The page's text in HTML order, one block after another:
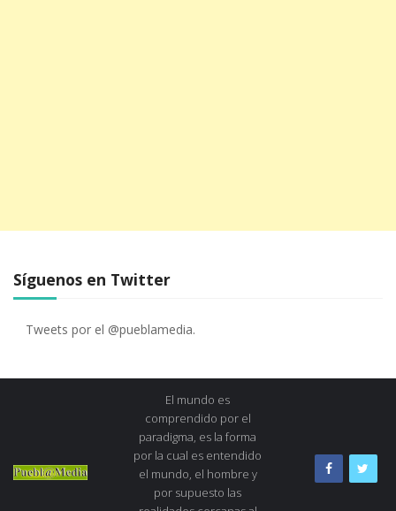
Síguenos en Twitter
Tweets por el @pueblamedia.
El mundo es
comprendido por el
paradigma, es la forma
por la cual es entendido
el mundo, el hombre y
por supuesto las